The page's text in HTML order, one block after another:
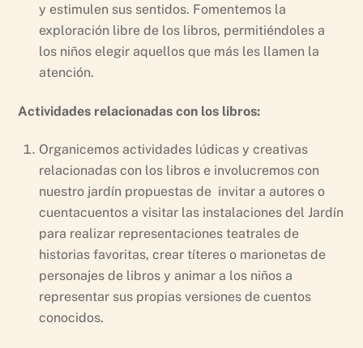
y estimulen sus sentidos. Fomentemos la
exploración libre de los libros, permitiéndoles a
los niños elegir aquellos que más les llamen la
atención.
Actividades relacionadas con los libros:
Organicemos actividades lúdicas y creativas
relacionadas con los libros e involucremos con
nuestro jardín propuestas de invitar a autores o
cuentacuentos a visitar las instalaciones del Jardín
para realizar representaciones teatrales de
historias favoritas, crear títeres o marionetas de
personajes de libros y animar a los niños a
representar sus propias versiones de cuentos
conocidos.